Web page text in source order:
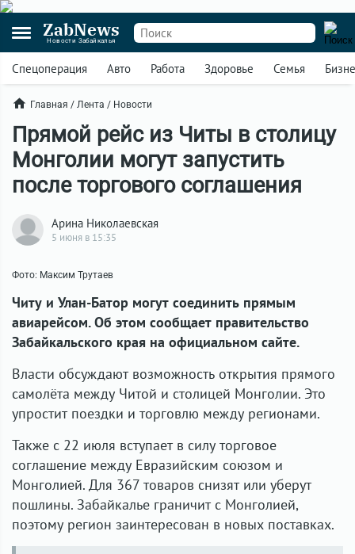
ZabNews
Новости Забайкалья
Спецоперация Авто Работа Здоровье Семья
Главная / Лента / Новости
Прямой рейс из Читы в столицу
Монголии могут запустить
после торгового соглашения
Арина Николаевская
5 июня в 15:35
Фото: Максим Трутаев
Читу и Улан-Батор могут соединить прямым
авиарейсом. Об этом сообщает правительство
Забайкальского края на официальном сайте.
Власти обсуждают возможность открытия прямого
самолёта между Читой и столицей Монголии. Это
упростит поездки и торговлю между регионами.
Также с 22 июля вступает в силу торговое
соглашение между Евразийским союзом и
Монголией. Для 367 товаров снизят или уберут
пошлины. Забайкалье граничит с Монголией,
поэтому регион заинтересован в новых поставках.